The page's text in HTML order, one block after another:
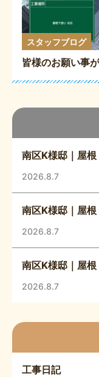
南区K様邸｜屋
2026.8.7
南区K様邸｜屋
2026.8.7
南区K様邸｜屋
2026.8.7
工事日記
スタッフブログ
皆様のお願い事